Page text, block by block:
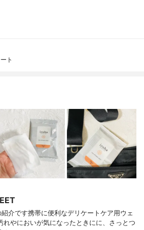
ト
介です携帯に便利なデリケートケア用ウェ
れやにおいが気になったときにに、さっとつ